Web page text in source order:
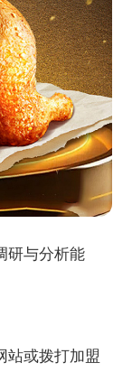
与分析能
或拨打加盟